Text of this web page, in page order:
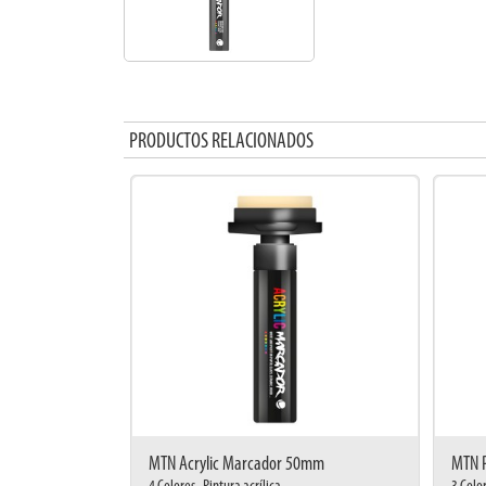
PRODUCTOS RELACIONADOS
MTN Acrylic Marcador 50mm MTN